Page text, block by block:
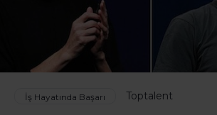
İş Hayatında Başarı Toptalent